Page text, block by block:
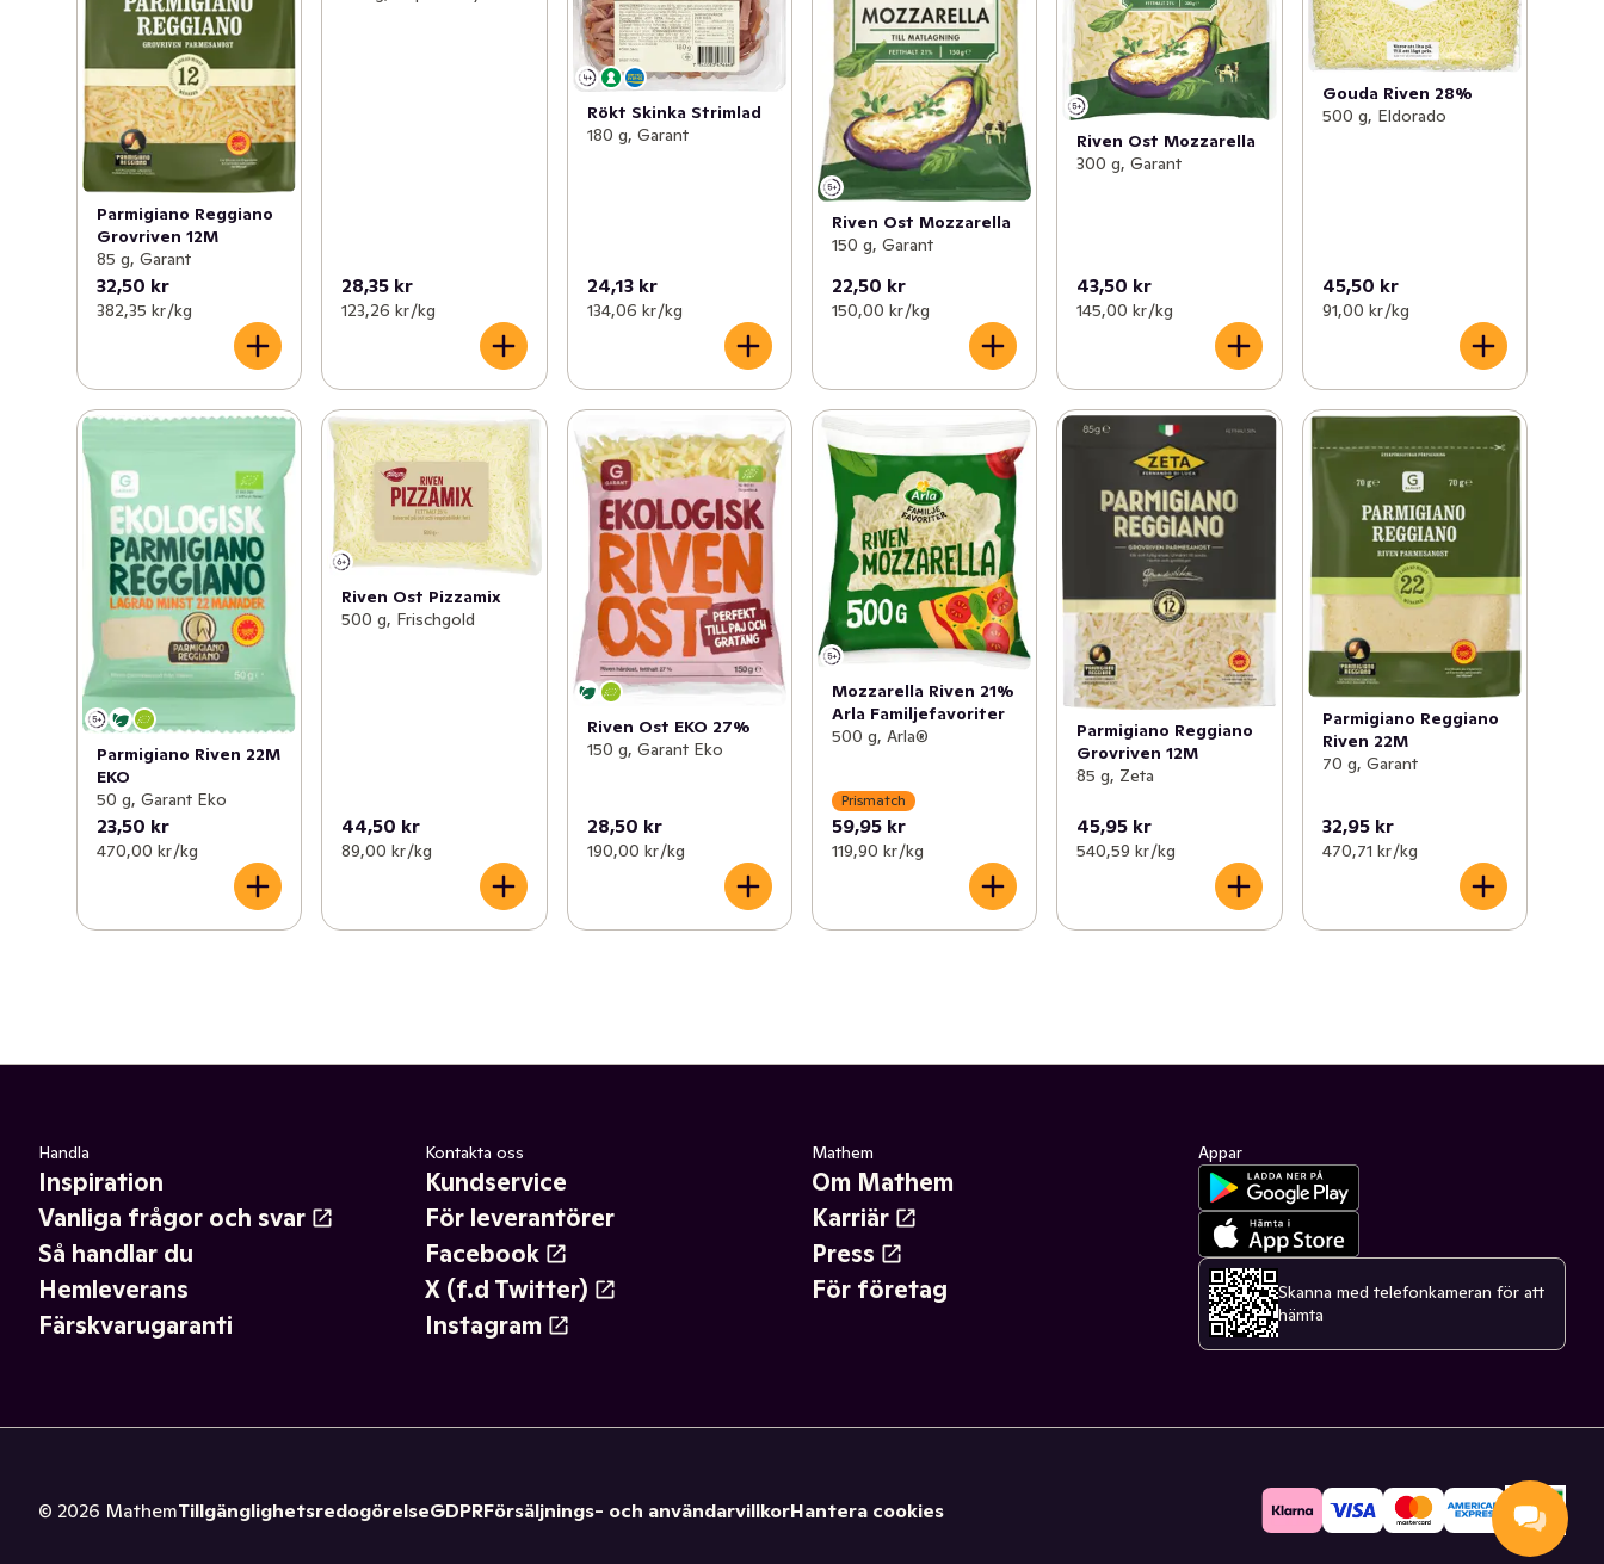
Parmigiano Reggiano
Grovriven 12M
85 g, Garant
32,50 kr
382,35 kr /kg
28,35 kr
123,26 kr /kg
Rökt Skinka Strimlad
180 g, Garant
24,13 kr
134,06 kr /kg
Riven Ost Mozzarella
150 g, Garant
22,50 kr
150,00 kr /kg
Riven Ost Mozzarella
300 g, Garant
43,50 kr
145,00 kr /kg
Gouda Riven 28%
500 g, Eldorado
45,50 kr
91,00 kr /kg
Parmigiano Riven 22M
EKO
50 g, Garant Eko
23,50 kr
470,00 kr /kg
Riven Ost Pizzamix
500 g, Frischgold
44,50 kr
89,00 kr /kg
Riven Ost EKO 27%
150 g, Garant Eko
28,50 kr
190,00 kr /kg
Mozzarella Riven 21%
Arla Familjefavoriter
500 g, Arla®
Prismatch
59,95 kr
119,90 kr /kg
Parmigiano Reggiano
Grovriven 12M
85 g, Zeta
45,95 kr
540,59 kr /kg
Parmigiano Reggiano
Riven 22M
70 g, Garant
32,95 kr
470,71 kr /kg
Handla
Inspiration
Vanliga frågor och svar
Så handlar du
Hemleverans
Färskvarugaranti
Kontakta oss
Kundservice
För leverantörer
Facebook
X (f.d Twitter)
Instagram
Mathem
Om Mathem
Karriär
Press
För företag
Appar
Skanna med telefonkameran för att
hämta
© 2026 MathemTillgänglighetsredogörelseGDPRFörsäljnings- och användarvillkorHantera cookies